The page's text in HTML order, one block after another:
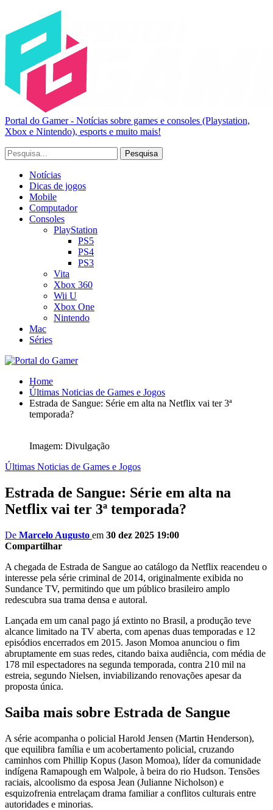
Portal do Gamer - Notícias sobre games e consoles (Playstation,
Xbox e Nintendo), esports e muito mais!
Notícias
Dicas de jogos
Mobile
Computador
Consoles
PlayStation
PS5
PS4
PS3
Vita
Xbox 360
Wii U
Xbox One
Nintendo
Mac
Séries
Home
Últimas Noticias de Games e Jogos
Estrada de Sangue: Série em alta na Netflix vai ter 3ª
temporada?
Imagem: Divulgação
Últimas Noticias de Games e Jogos
Estrada de Sangue: Série em alta na
Netflix vai ter 3ª temporada?
De Marcelo Augusto em 30 dez 2025 19:00
Compartilhar
A chegada de Estrada de Sangue ao catálogo da Netflix reacendeu o
interesse pela série criminal de 2014, originalmente exibida no
Sundance TV, permitindo que um público brasileiro amplo
redescubra sua trama densa e autoral.​
Lançada em um canal pago já extinto no Brasil, a produção teve
alcance limitado na TV aberta, com apenas duas temporadas e 12
episódios encerrados em 2015. Jason Momoa anunciou o fim
abruptamente em suas redes, citando baixa audiência, com média de
178 mil espectadores na segunda temporada, contra 210 mil na
estreia, segundo Nielsen, inviabilizando renovações apesar da
proposta única.​
Saiba mais sobre Estrada de Sangue
A série acompanha o policial Harold Jensen (Martin Henderson),
que equilibra família e um acobertamento policial, cruzando
caminhos com Phillip Kopus (Jason Momoa), líder da comunidade
indígena Ramapough em Walpole, à beira do rio Hudson. Tensões
raciais, alcoolismo da esposa Jean (Julianne Nicholson) e
esquizofrenia entrelaçam drama familiar a conflitos culturais entre
autoridades e minorias.​